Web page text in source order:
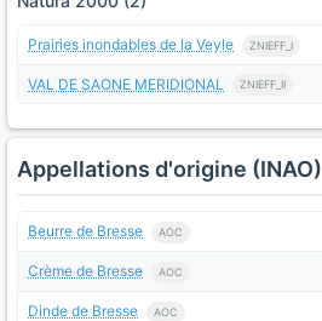
Prairies inondables de la Veyle ZNIEFF_I
VAL DE SAONE MERIDIONAL ZNIEFF_II
Appellations d'origine (INAO)
Beurre de Bresse AOC
Crème de Bresse AOC
Dinde de Bresse AOC